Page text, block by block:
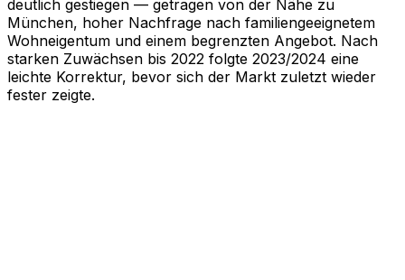
deutlich gestiegen — getragen von der Nähe zu
München, hoher Nachfrage nach familiengeeignetem
Wohneigentum und einem begrenzten Angebot. Nach
starken Zuwächsen bis 2022 folgte 2023/2024 eine
leichte Korrektur, bevor sich der Markt zuletzt wieder
fester zeigte.